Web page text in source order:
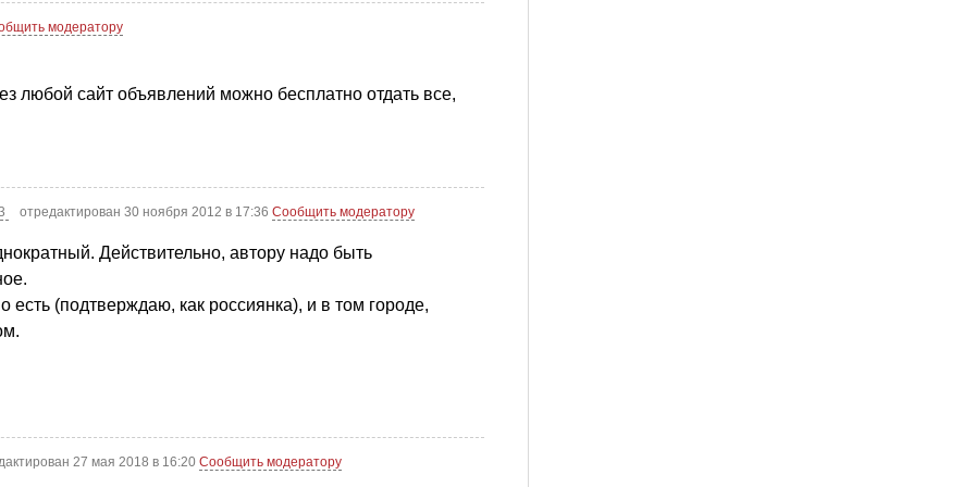
модератору
любой сайт объявлений можно бесплатно отдать все,
отредактирован 30 ноября 2012 в 17:36Сообщить модератору
Действительно, автору надо быть
есть (подтверждаю, как россиянка), и в том городе,
27 мая 2018 в 16:20Сообщить модератору